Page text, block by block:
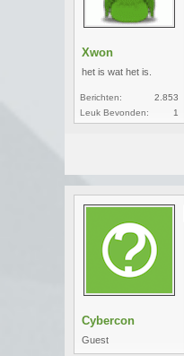
Xwon
het is wat het is.
Berichten:
2.853
Leuk Bevonden:
1
Cybercon
Guest